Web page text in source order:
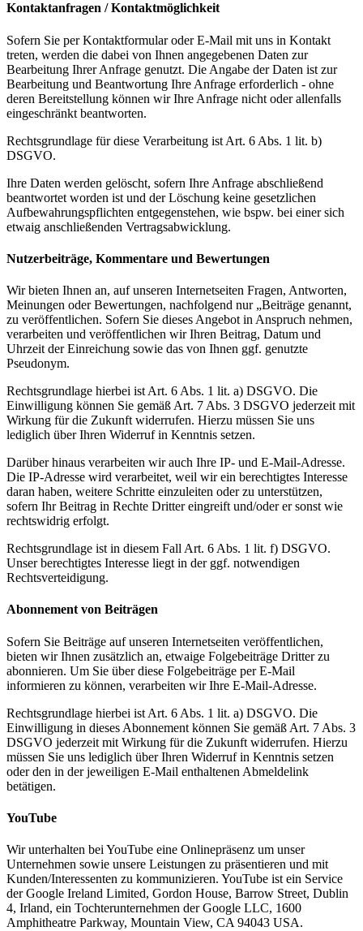
Kontaktanfragen / Kontaktmöglichkeit
Sofern Sie per Kontaktformular oder E-Mail mit uns in Kontakt
treten, werden die dabei von Ihnen angegebenen Daten zur
Bearbeitung Ihrer Anfrage genutzt. Die Angabe der Daten ist zur
Bearbeitung und Beantwortung Ihre Anfrage erforderlich - ohne
deren Bereitstellung können wir Ihre Anfrage nicht oder allenfalls
eingeschränkt beantworten.
Rechtsgrundlage für diese Verarbeitung ist Art. 6 Abs. 1 lit. b)
DSGVO.
Ihre Daten werden gelöscht, sofern Ihre Anfrage abschließend
beantwortet worden ist und der Löschung keine gesetzlichen
Aufbewahrungspflichten entgegenstehen, wie bspw. bei einer sich
etwaig anschließenden Vertragsabwicklung.
Nutzerbeiträge, Kommentare und Bewertungen
Wir bieten Ihnen an, auf unseren Internetseiten Fragen, Antworten,
Meinungen oder Bewertungen, nachfolgend nur „Beiträge genannt,
zu veröffentlichen. Sofern Sie dieses Angebot in Anspruch nehmen,
verarbeiten und veröffentlichen wir Ihren Beitrag, Datum und
Uhrzeit der Einreichung sowie das von Ihnen ggf. genutzte
Pseudonym.
Rechtsgrundlage hierbei ist Art. 6 Abs. 1 lit. a) DSGVO. Die
Einwilligung können Sie gemäß Art. 7 Abs. 3 DSGVO jederzeit mit
Wirkung für die Zukunft widerrufen. Hierzu müssen Sie uns
lediglich über Ihren Widerruf in Kenntnis setzen.
Darüber hinaus verarbeiten wir auch Ihre IP- und E-Mail-Adresse.
Die IP-Adresse wird verarbeitet, weil wir ein berechtigtes Interesse
daran haben, weitere Schritte einzuleiten oder zu unterstützen,
sofern Ihr Beitrag in Rechte Dritter eingreift und/oder er sonst wie
rechtswidrig erfolgt.
Rechtsgrundlage ist in diesem Fall Art. 6 Abs. 1 lit. f) DSGVO.
Unser berechtigtes Interesse liegt in der ggf. notwendigen
Rechtsverteidigung.
Abonnement von Beiträgen
Sofern Sie Beiträge auf unseren Internetseiten veröffentlichen,
bieten wir Ihnen zusätzlich an, etwaige Folgebeiträge Dritter zu
abonnieren. Um Sie über diese Folgebeiträge per E-Mail
informieren zu können, verarbeiten wir Ihre E-Mail-Adresse.
Rechtsgrundlage hierbei ist Art. 6 Abs. 1 lit. a) DSGVO. Die
Einwilligung in dieses Abonnement können Sie gemäß Art. 7 Abs. 3
DSGVO jederzeit mit Wirkung für die Zukunft widerrufen. Hierzu
müssen Sie uns lediglich über Ihren Widerruf in Kenntnis setzen
oder den in der jeweiligen E-Mail enthaltenen Abmeldelink
betätigen.
YouTube
Wir unterhalten bei YouTube eine Onlinepräsenz um unser
Unternehmen sowie unsere Leistungen zu präsentieren und mit
Kunden/Interessenten zu kommunizieren. YouTube ist ein Service
der Google Ireland Limited, Gordon House, Barrow Street, Dublin
4, Irland, ein Tochterunternehmen der Google LLC, 1600
Amphitheatre Parkway, Mountain View, CA 94043 USA.